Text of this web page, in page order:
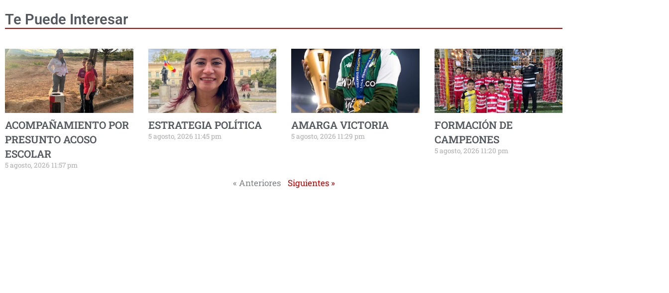
Te Puede Interesar
ACOMPAÑAMIENTO POR
PRESUNTO ACOSO
ESCOLAR
5 agosto, 2026 11:57 pm
ESTRATEGIA POLÍTICA
5 agosto, 2026 11:45 pm
AMARGA VICTORIA
5 agosto, 2026 11:29 pm
FORMACIÓN DE
CAMPEONES
5 agosto, 2026 11:20 pm
« Anteriores Siguientes »